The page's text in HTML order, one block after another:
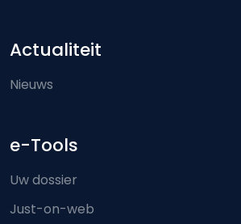
Actualiteit
Nieuws
e-Tools
Uw dossier
Just-on-web